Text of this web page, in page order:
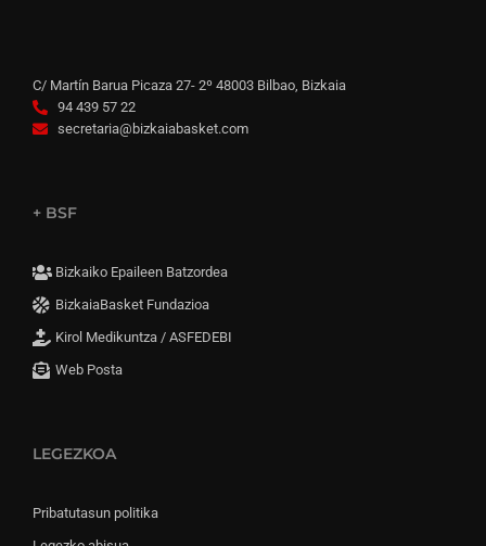
C/ Martín Barua Picaza 27- 2º 48003 Bilbao, Bizkaia
94 439 57 22
secretaria@bizkaiabasket.com
+ BSF
Bizkaiko Epaileen Batzordea
BizkaiaBasket Fundazioa
Kirol Medikuntza / ASFEDEBI
Web Posta
LEGEZKOA
Pribatutasun politika